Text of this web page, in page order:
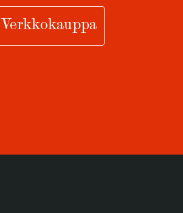
Verkkokauppa